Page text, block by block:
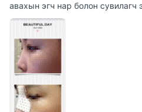
авахын эгч нар болон сувилагч